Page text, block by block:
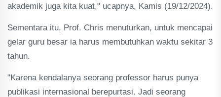
akademik juga kita kuat," ucapnya, Kamis (19/12/2024).
Sementara itu, Prof. Chris menuturkan, untuk mencapai
gelar guru besar ia harus membutuhkan waktu sekitar 3
tahun.
"Karena kendalanya seorang professor harus punya
publikasi internasional berepurtasi. Jadi seorang